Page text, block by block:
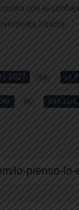
con la
intacta.
2027 58 Lo
94 San